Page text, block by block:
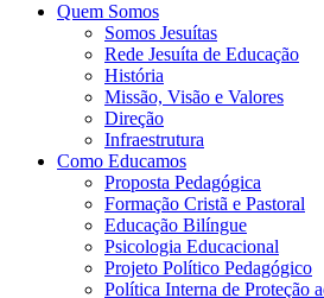
Quem Somos
Somos Jesuítas
Rede Jesuíta de Educação
História
Missão, Visão e Valores
Direção
Infraestrutura
Como Educamos
Proposta Pedagógica
Formação Cristã e Pastoral
Educação Bilíngue
Psicologia Educacional
Projeto Político Pedagógico
Política Interna de Proteção